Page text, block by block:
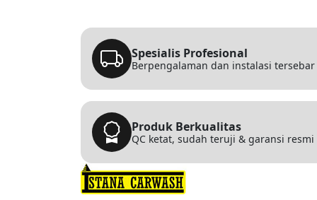
Spesialis Profesional
Berpengalaman dan instalasi
Produk Berkualitas
QC ketat, sudah teruji & garansi resmi